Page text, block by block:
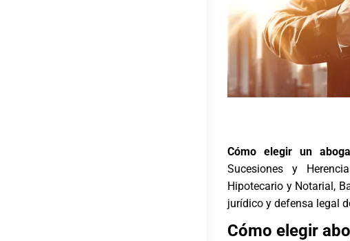
Cómo elegir un
Sucesiones y
Hipotecario y Notarial,
jurídico y defensa legal
Cómo elegir